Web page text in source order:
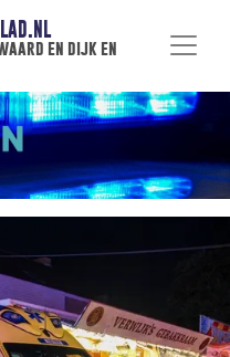
en dijk en